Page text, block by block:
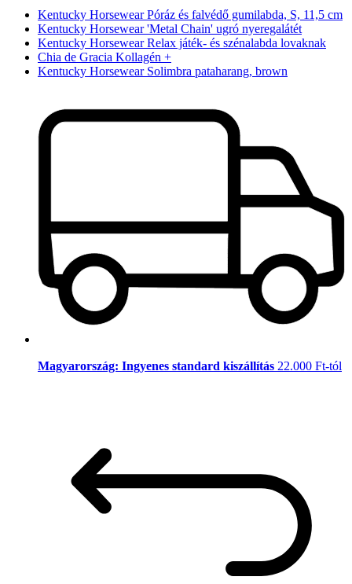
Kentucky Horsewear Póráz és falvédő gumilabda, S, 11,5 cm
Kentucky Horsewear 'Metal Chain' ugró nyeregalátét
Kentucky Horsewear Relax játék- és szénalabda lovaknak
Chia de Gracia Kollagén +
Kentucky Horsewear Solimbra pataharang, brown
Magyarország: Ingyenes standard kiszállítás 22.000 Ft-tól